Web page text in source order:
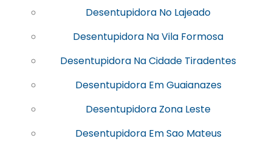
Desentupidora No Lajeado
Desentupidora Na Vila Formosa
Desentupidora Na Cidade Tiradentes
Desentupidora Em Guaianazes
Desentupidora Zona Leste
Desentupidora Em Sao Mateus